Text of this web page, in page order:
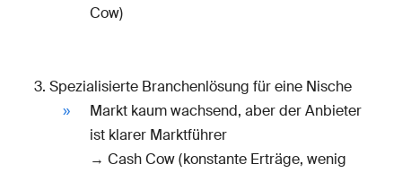
Cow)
Spezialisierte Branchenlösung für eine Nische
Markt kaum wachsend, aber der Anbieter
ist klarer Marktführer
→ Cash Cow (konstante Erträge, wenig